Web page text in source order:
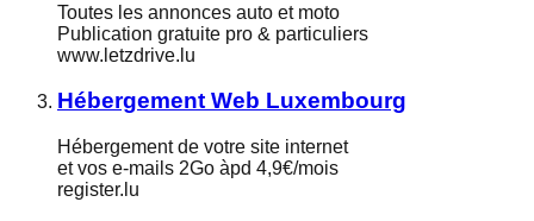
Toutes les annonces auto et moto
Publication gratuite pro & particuliers
www.letzdrive.lu
Hébergement Web Luxembourg
Hébergement de votre site internet
et vos e-mails 2Go àpd 4,9€/mois
register.lu